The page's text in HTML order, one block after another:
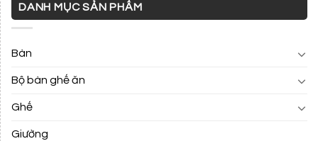
DANH MỤC SẢN PHẨM
Bàn
Bộ bàn ghế ăn
Ghế
Giường